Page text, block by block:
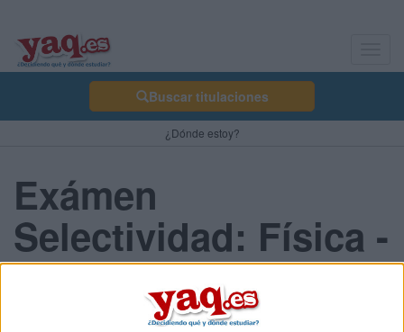
Buscar titulaciones
¿Dónde estoy?
Exámen
Selectividad: Física -
La Rioja 2013 Junio